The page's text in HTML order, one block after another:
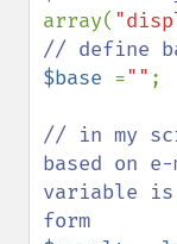
array(
$base ="" ;
// in my
based on
variable is